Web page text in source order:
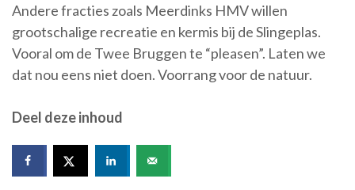
Andere fracties zoals Meerdinks HMV willen
grootschalige recreatie en kermis bij de Slingeplas.
Vooral om de Twee Bruggen te “pleasen”. Laten we
dat nou eens niet doen. Voorrang voor de natuur.
Deel deze inhoud